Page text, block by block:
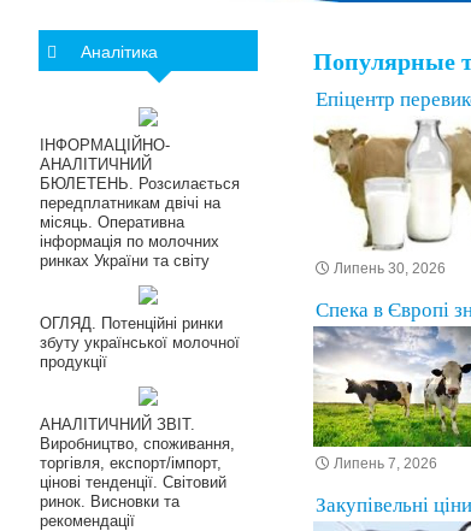
Популярные
Епіцентр
Липень 30, 2026
Спека в Європі
Липень 7, 2026
Закупівельні
Аналітика
ІНФОРМАЦІЙНО-
АНАЛІТИЧНИЙ
БЮЛЕТЕНЬ. Розсилається
передплатникам двічі на
місяць. Оперативна
інформація по молочних
ринках України та світу
ОГЛЯД. Потенційні ринки
збуту української молочної
продукції
АНАЛІТИЧНИЙ ЗВІТ.
Виробництво, споживання,
торгівля, експорт/імпорт,
цінові тенденції. Світовий
ринок. Висновки та
рекомендації